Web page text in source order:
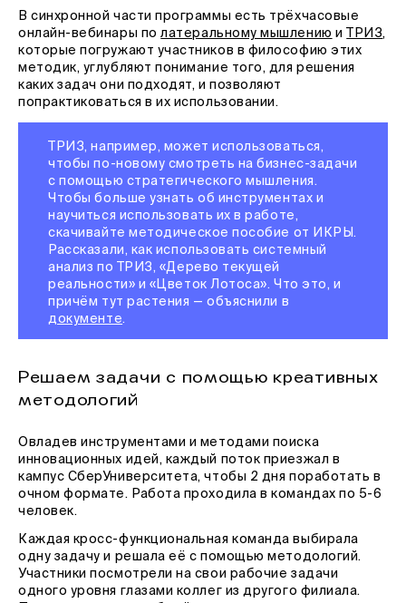
В синхронной части программы есть трёхчасовые
онлайн-вебинары полатеральному мышлению и ТРИЗ,
которые погружают участников в философию этих
методик, углубляют понимание того, для решения
каких задач они подходят, и позволяют
попрактиковаться в их использовании.
ТРИЗ, например, может использоваться,
чтобы по-новому смотреть на бизнес-задачи
с помощью стратегического мышления.
Чтобы больше узнать об инструментах и
научиться использовать их в работе,
скачивайте методическое пособие от ИКРЫ.
Рассказали, как использовать системный
анализ по ТРИЗ, «Дерево текущей
реальности» и «Цветок Лотоса». Что это, и
причём тут растения — объяснили в
документе.
Решаем задачи с помощью креативных
методологий
Овладев инструментами и методами поиска
инновационных идей, каждый поток приезжал в
кампус СберУниверситета, чтобы 2 дня поработать в
очном формате. Работа проходила в командах по 5-6
человек.
Каждая кросс-функциональная команда выбирала
одну задачу и решала её с помощью методологий.
Участники посмотрели на свои рабочие задачи
одного уровня глазами коллег из другого филиала.